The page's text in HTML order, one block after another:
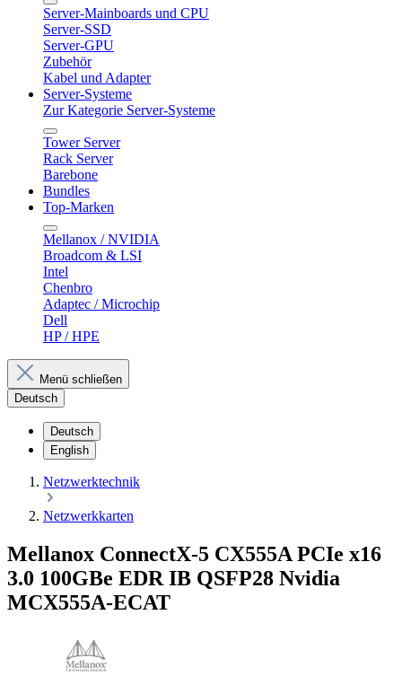
Server-Mainboards und CPU
Server-SSD
Server-GPU
Zubehör
Kabel und Adapter
Server-Systeme
Zur Kategorie Server-Systeme
Tower Server
Rack Server
Barebone
Bundles
Top-Marken
Mellanox / NVIDIA
Broadcom & LSI
Intel
Chenbro
Adaptec / Microchip
Dell
HP / HPE
Menü schließen
Deutsch
Deutsch
English
Netzwerktechnik
Netzwerkkarten
Mellanox ConnectX-5 CX555A PCIe x16
3.0 100GBe EDR IB QSFP28 Nvidia
MCX555A-ECAT